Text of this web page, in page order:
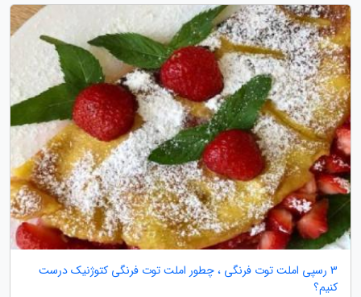
3 رسپی املت توت فرنگی ، چطور املت توت فرنگی کتوژنیک درست
کنیم؟